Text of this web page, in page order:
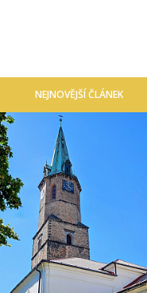
NEJNOVĚJŠÍ ČLÁNEK